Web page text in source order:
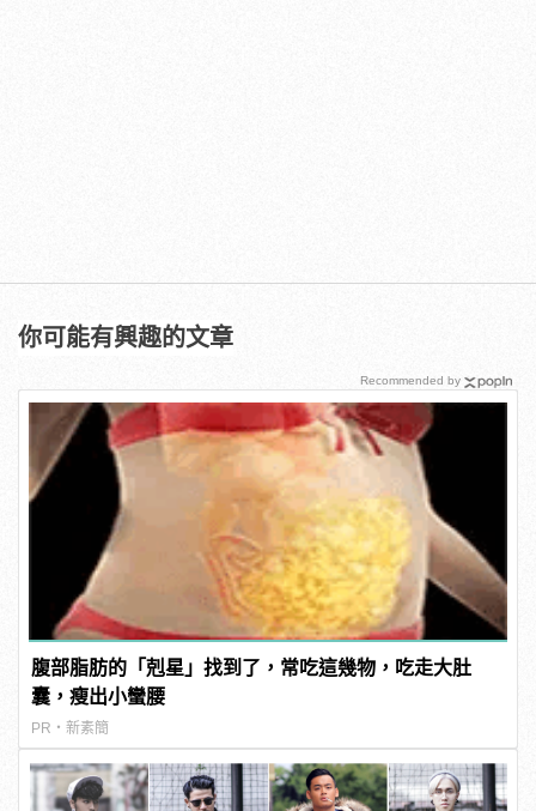
你可能有興趣的文章
腹部脂肪的「剋星」找到了，常吃這幾物，吃走大肚
囊，瘦出小蠻腰
PR・新素簡
Recommended by